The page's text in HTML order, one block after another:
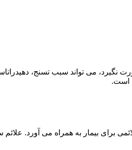
می تواند سبب تسنج،
است.
برای بیمار به همراه می آورد. علائم